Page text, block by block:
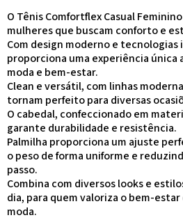
O Tênis Comfortflex Casual
mulheres que buscam conforto e
Com design moderno e
proporciona uma experiência única
moda e bem-estar.
Clean e versátil, com linhas
tornam perfeito para diversas
O cabedal, confeccionado em
garante durabilidade e resistência.
Palmilha proporciona um ajuste
o peso de forma uniforme e
passo.
Combina com diversos looks e
dia, para quem valoriza o bem-estar
moda.